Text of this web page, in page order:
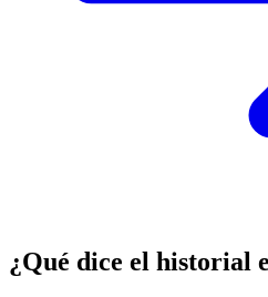
¿Qué dice el historial